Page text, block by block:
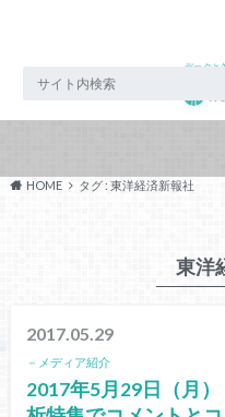
データと
HOME タグ : 東洋経済新報社
東洋
2017.05.29
－メディア紹介
2017年5月29日（月